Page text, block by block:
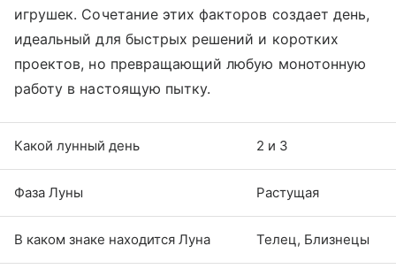
игрушек. Сочетание этих факторов создает день,
идеальный для быстрых решений и коротких
проектов, но превращающий любую монотонную
работу в настоящую пытку.
Какой лунный день 2 и 3
Фаза Луны Растущая
В каком знаке находится Луна Телец, Близнецы